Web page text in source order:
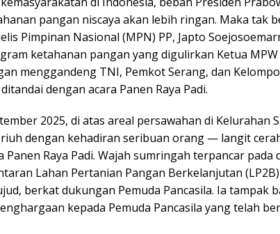
pangan niscaya akan lebih ringan. Maka tak
Pimpinan Nasional (MPN) PP, Japto
ketahanan pangan yang digulirkan Ketua MPW
menggandeng TNI, Pemkot Serang, dan
dengan acara Panen Raya Padi.
2025, di atas areal persawahan di Kelurahan
dengan kehadiran seribuan orang — langit
Panen Raya Padi. Wajah sumringah terpancar pada
Lahan Pertanian Pangan Berkelanjutan
berkat dukungan Pemuda Pancasila. Ia tampak
kepada Pemuda Pancasila yang telah